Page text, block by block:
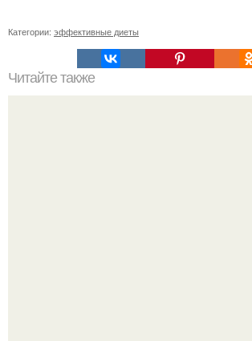
Категории: эффективные диеты
Читайте также